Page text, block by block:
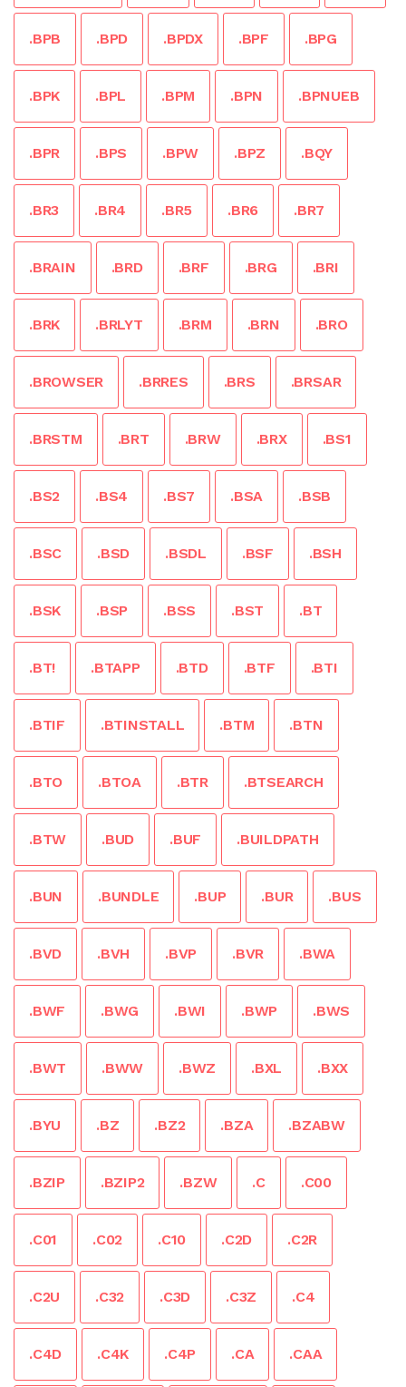
.BPB .BPD .BPDX .BPF .BPG
.BPK .BPL .BPM .BPN .BPNUEB
.BPR .BPS .BPW .BPZ .BQY
.BR3 .BR4 .BR5 .BR6 .BR7
.BRAIN .BRD .BRF .BRG .BRI
.BRK .BRLYT .BRM .BRN .BRO
.BROWSER .BRRES .BRS .BRSAR
.BRSTM .BRT .BRW .BRX .BS1
.BS2 .BS4 .BS7 .BSA .BSB
.BSC .BSD .BSDL .BSF .BSH
.BSK .BSP .BSS .BST .BT
.BT! .BTAPP .BTD .BTF .BTI
.BTIF .BTINSTALL .BTM .BTN
.BTO .BTOA .BTR .BTSEARCH
.BTW .BUD .BUF .BUILDPATH
.BUN .BUNDLE .BUP .BUR .BUS
.BVD .BVH .BVP .BVR .BWA
.BWF .BWG .BWI .BWP .BWS
.BWT .BWW .BWZ .BXL .BXX
.BYU .BZ .BZ2 .BZA .BZABW
.BZIP .BZIP2 .BZW .C .C00
.C01 .C02 .C10 .C2D .C2R
.C2U .C32 .C3D .C3Z .C4
.C4D .C4K .C4P .CA .CAA